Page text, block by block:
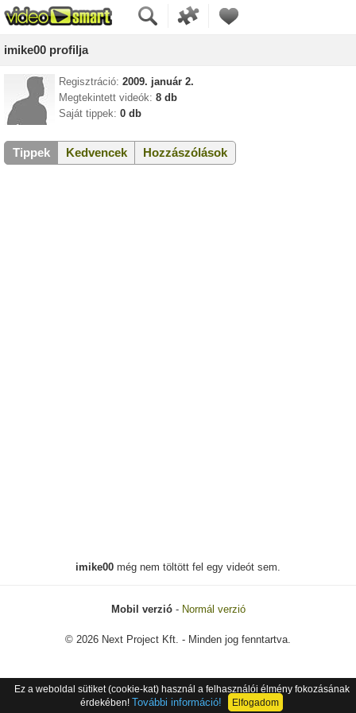
imike00 profilja
Regisztráció: 2009. január 2.
Megtekintett videók: 8 db
Saját tippek: 0 db
Tippek Kedvencek Hozzászólások
imike00 még nem töltött fel egy videót sem.
Mobil verzió- Normál verzió
© 2026 Next Project Kft. - Minden jog fenntartva.
Ez a weboldal sütiket (cookie-kat) használ a felhasználói élmény fokozásának
érdekében! További információ! Elfogadom